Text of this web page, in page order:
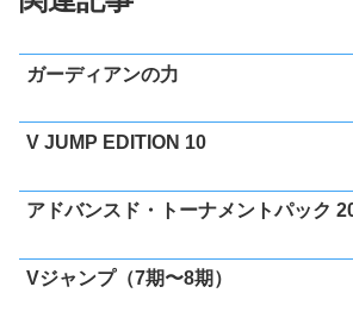
ガーディアンの力
V JUMP EDITION 10
アドバンスド・トーナメントパック
Vジャンプ（7期〜8期）